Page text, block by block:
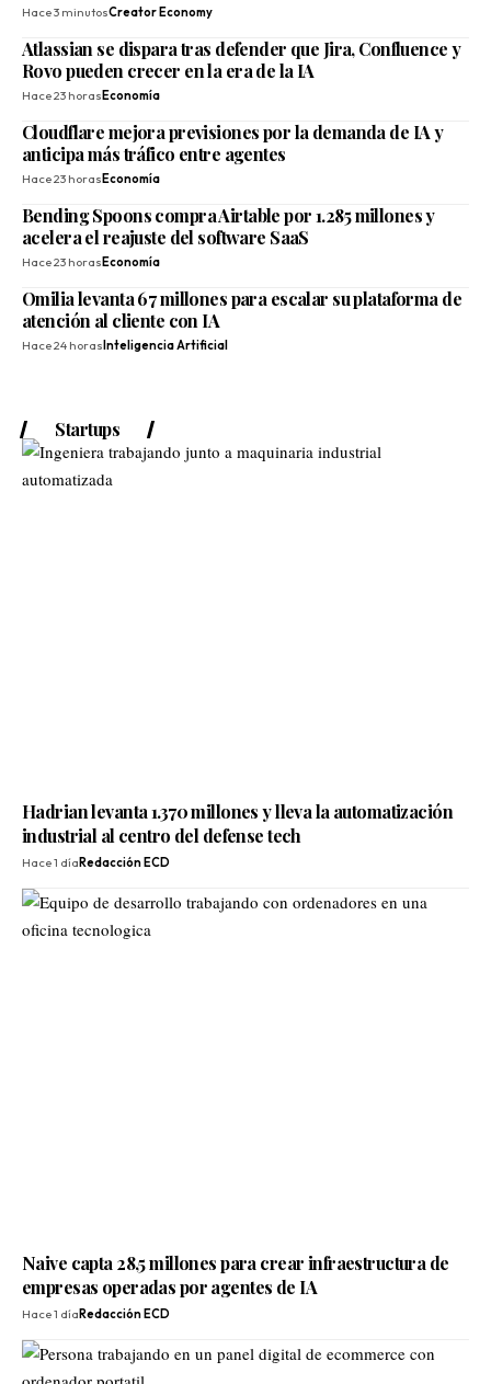
Hace 3 minutosCreator Economy
Atlassian se dispara tras defender que Jira, Confluence y
Rovo pueden crecer en la era de la IA
Hace 23 horasEconomía
Cloudflare mejora previsiones por la demanda de IA y
anticipa más tráfico entre agentes
Hace 23 horasEconomía
Bending Spoons compra Airtable por 1.285 millones y
acelera el reajuste del software SaaS
Hace 23 horasEconomía
Omilia levanta 67 millones para escalar su plataforma de
atención al cliente con IA
Hace 24 horasInteligencia Artificial
Startups
Hadrian levanta 1.370 millones y lleva la automatización
industrial al centro del defense tech
Hace 1 día Redacción ECD
Naive capta 28,5 millones para crear infraestructura de
empresas operadas por agentes de IA
Hace 1 díaRedacción ECD